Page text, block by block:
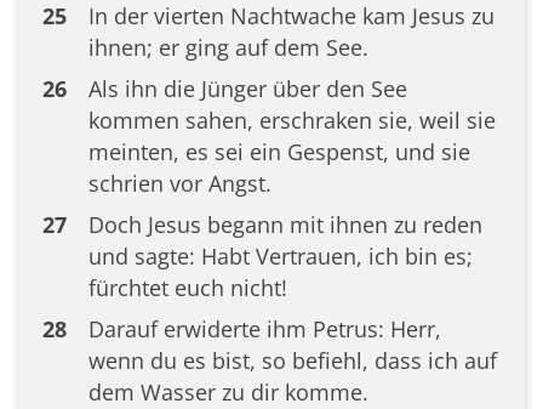
25
In der vierten Nachtwache kam Jesus zu
ihnen; er ging auf dem See.
26
Als ihn die Jünger über den See
kommen sahen, erschraken sie, weil sie
meinten, es sei ein Gespenst, und sie
schrien vor Angst.
27
Doch Jesus begann mit ihnen zu reden
und sagte: Habt Vertrauen, ich bin es;
fürchtet euch nicht!
28
Darauf erwiderte ihm Petrus: Herr,
wenn du es bist, so befiehl, dass ich auf
dem Wasser zu dir komme.